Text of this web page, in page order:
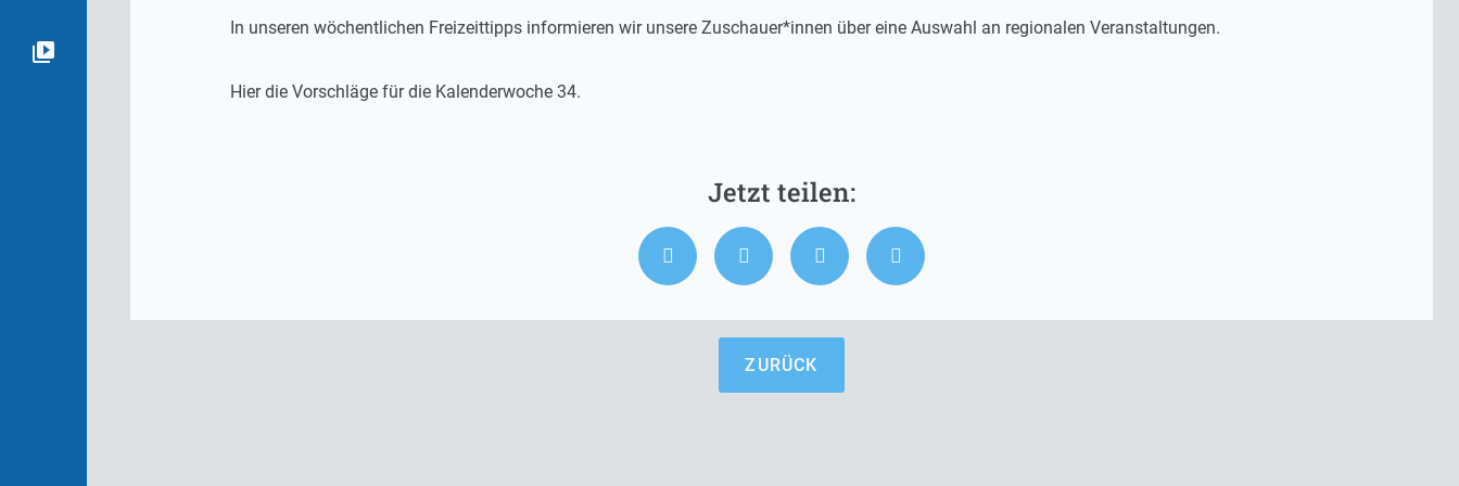
In unseren wöchentlichen Freizeittipps informieren wir unsere Zuschauer*innen über eine Auswahl an regionalen Veranstaltungen.
Hier die Vorschläge für die Kalenderwoche 34.
ZURÜCK